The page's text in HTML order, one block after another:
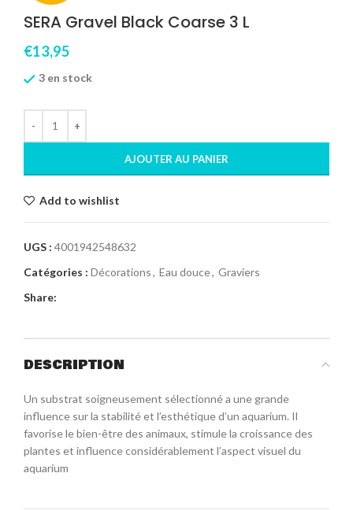
SERA Gravel Black Coarse 3 L
€13,95
3 en stock
AJOUTER AU PANIER
Add to wishlist
UGS : 4001942548632
Catégories : Décorations, Eau douce, Graviers
Share:
DESCRIPTION
Un substrat soigneusement sélectionné a une grande
influence sur la stabilité et l’esthétique d’un aquarium. Il
favorise le bien-être des animaux, stimule la croissance des
plantes et influence considérablement l’aspect visuel du
aquarium